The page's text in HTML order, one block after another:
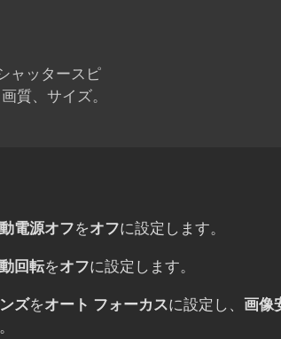
ャッタースピ
質、サイズ。
電源オフをオフに設定します。
回転をオフに設定します。
ズをオート フォーカスに設定し、 画像